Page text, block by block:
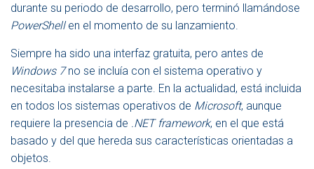
durante su periodo de desarrollo, pero terminó llamándose
PowerShellen el momento de su lanzamiento.
Siempre ha sido una interfaz gratuita, pero antes de
Windows 7no se incluía con el sistema operativo y
necesitaba instalarse a parte. En la actualidad, está incluida
en todos los sistemas operativos de Microsoft, aunque
requiere la presencia de .NET framework, en el que está
basado y del que hereda sus características orientadas a
objetos.